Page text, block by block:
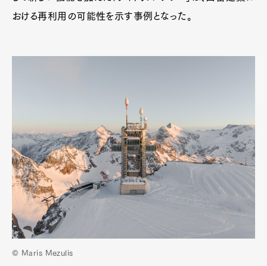
おける再利用の可能性を示す事例となった。
© Maris Mezulis